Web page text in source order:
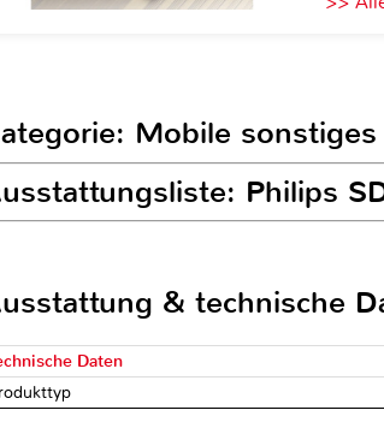
Mobile sonstiges
Philips
& technische
Daten